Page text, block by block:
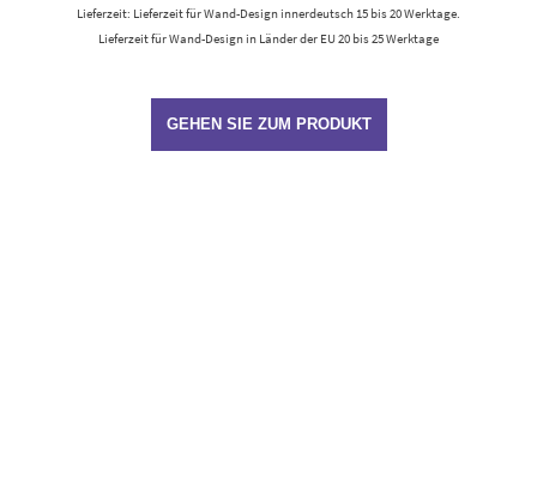
Lieferzeit: Lieferzeit für Wand-Design innerdeutsch 15 bis 20 Werktage.
Lieferzeit für Wand-Design in Länder der EU 20 bis 25 Werktage
GEHEN SIE ZUM PRODUKT